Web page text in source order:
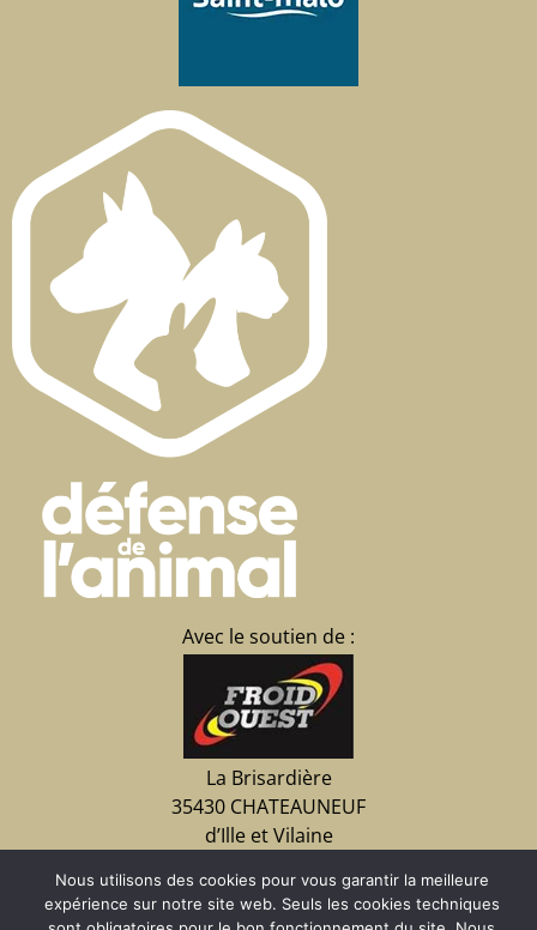
Avec le soutien de :
La Brisardière
35430 CHATEAUNEUF
d’Ille et Vilaine
Nous utilisons des cookies pour vous garantir la meilleure
expérience sur notre site web. Seuls les cookies techniques